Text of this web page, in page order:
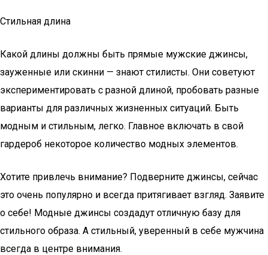
Стильная длина
Какой длины должны быть прямые мужские джинсы,
зауженные или скинни — знают стилисты. Они советуют
экспериментировать с разной длиной, пробовать разные
варианты для различных жизненных ситуаций. Быть
модным и стильным, легко. Главное включать в свой
гардероб некоторое количество модных элементов.
Хотите привлечь внимание? Подверните джинсы, сейчас
это очень популярно и всегда притягивает взгляд. Заявите
о себе! Модные джинсы создадут отличную базу для
стильного образа. А стильный, уверенный в себе мужчина
всегда в центре внимания.